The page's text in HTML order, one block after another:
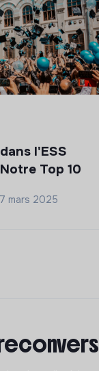
l'ESS
Top 10
mars 2025